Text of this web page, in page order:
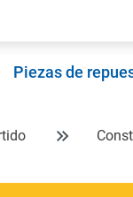
Piezas de